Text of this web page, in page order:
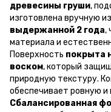
древесины груши,
изготовлена вручную из
выдержанной 2 года,
материала и
Поверхность покрыта
воском, который
природную текстуру.
обеспечивает ровную и
Сбалансированная